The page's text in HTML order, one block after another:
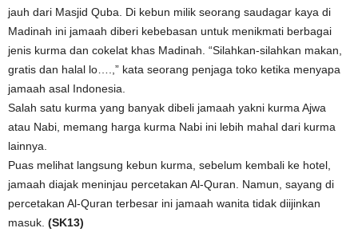
jauh dari Masjid Quba. Di kebun milik seorang saudagar kaya di
Madinah ini jamaah diberi kebebasan untuk menikmati berbagai
jenis kurma dan cokelat khas Madinah. “Silahkan-silahkan makan,
gratis dan halal lo….,” kata seorang penjaga toko ketika menyapa
jamaah asal Indonesia.
Salah satu kurma yang banyak dibeli jamaah yakni kurma Ajwa
atau Nabi, memang harga kurma Nabi ini lebih mahal dari kurma
lainnya.
Puas melihat langsung kebun kurma, sebelum kembali ke hotel,
jamaah diajak meninjau percetakan Al-Quran. Namun, sayang di
percetakan Al-Quran terbesar ini jamaah wanita tidak diijinkan
masuk. (SK13)